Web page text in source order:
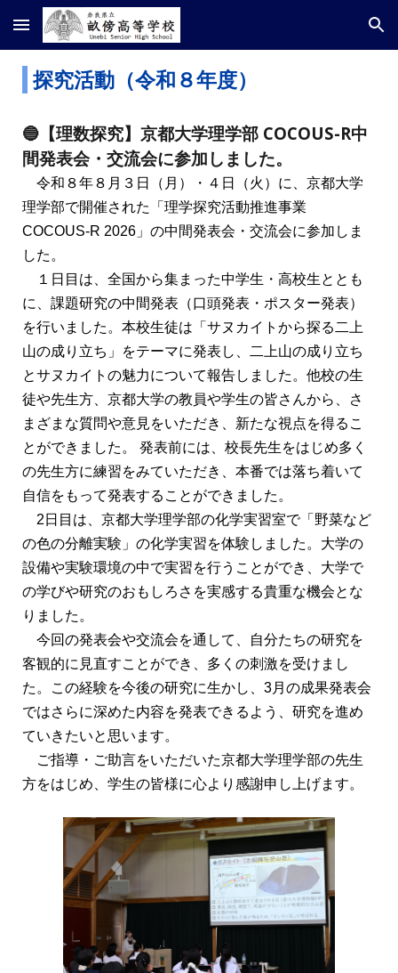
Skip to main content Skip to navigation
探究活動 （令和８年度）
🔵 【理数探究】京都大学理学部 COCOUS-R中
間発表会・交流会に参加しました。
令和８年８月３日（月）・４日（火）に、京都大学
理学部で開催された「理学探究活動推進事業
COCOUS-R 2026」の中間発表会・交流会に参加しま
した。
１日目は、全国から集まった中学生・高校生ととも
に、課題研究の中間発表（口頭発表・ポスター発表）
を行いました。本校生徒は「サヌカイトから探る二上
山の成り立ち」をテーマに発表し、二上山の成り立ち
とサヌカイトの魅力について報告しました。他校の生
徒や先生方、京都大学の教員や学生の皆さんから、さ
まざまな質問や意見をいただき、新たな視点を得るこ
とができました。 発表前には、校長先生をはじめ多く
の先生方に練習をみていただき、本番では落ち着いて
自信をもって発表することができました。
2日目は、京都大学理学部の化学実習室で「野菜など
の色の分離実験」の化学実習を体験しました。大学の
設備や実験環境の中で実習を行うことができ、大学で
の学びや研究のおもしろさを実感する貴重な機会とな
りました。
今回の発表会や交流会を通して、自分たちの研究を
客観的に見直すことができ、多くの刺激を受けまし
た。この経験を今後の研究に生かし、3月の成果発表会
ではさらに深めた内容を発表できるよう、研究を進め
ていきたいと思います。
ご指導・ご助言をいただいた京都大学理学部の先生
方をはじめ、学生の皆様に心より感謝申し上げます。